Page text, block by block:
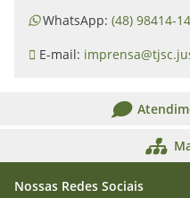
WhatsApp: (48) 98414-
E-mail:
Nossas Redes Sociais